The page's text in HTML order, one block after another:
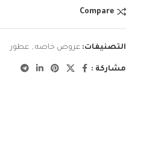
Compare
التصنيفات: عروض خاصه , عطور
مشاركة :